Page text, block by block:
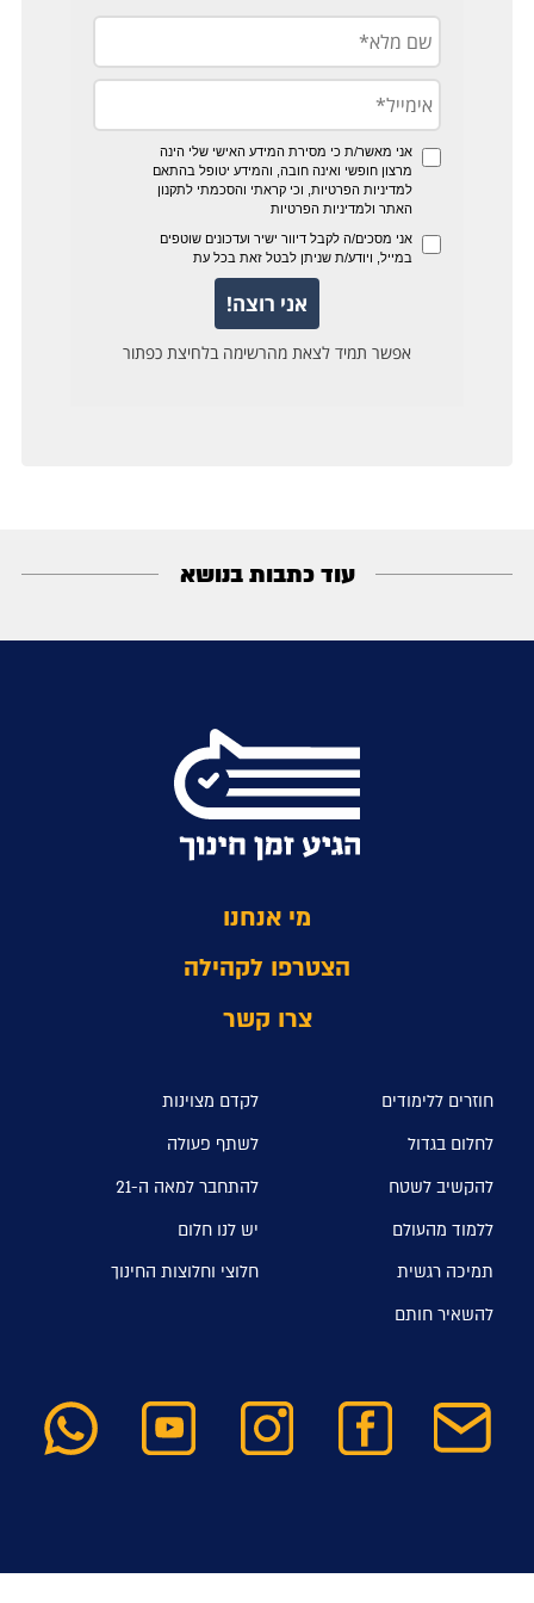
עוד כתבות בנושא
מי אנחנו
הצטרפו לקהילה
צרו קשר
חוזרים ללימודים
לקדם מצוינות
לחלום בגדול
לשתף פעולה
להקשיב לשטח
להתחבר למאה ה-21
ללמוד מהעולם
יש לנו חלום
תמיכה רגשית
חלוצי וחלוצות החינוך
להשאיר חותם